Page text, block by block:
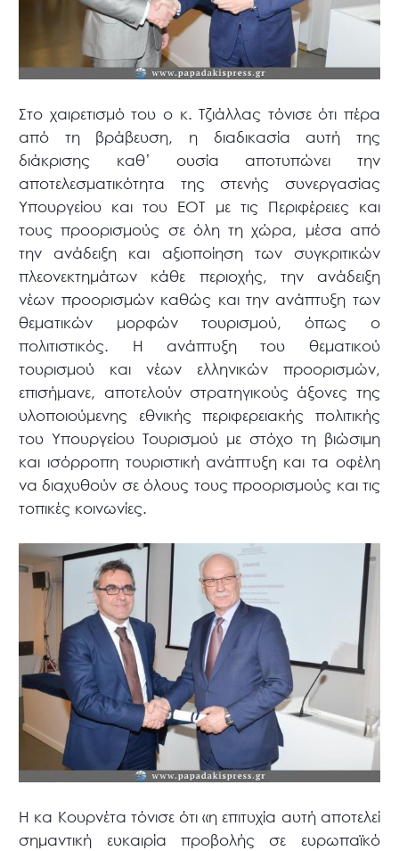
Στο χαιρετισμό του ο κ. Τζιάλλας τόνισε ότι πέρα
από τη βράβευση, η διαδικασία αυτή της
διάκρισης καθ’ ουσία αποτυπώνει την
αποτελεσματικότητα της στενής συνεργασίας
Υπουργείου και του ΕΟΤ με τις Περιφέρειες και
τους προορισμούς σε όλη τη χώρα, μέσα από
την ανάδειξη και αξιοποίηση των συγκριτικών
πλεονεκτημάτων κάθε περιοχής, την ανάδειξη
νέων προορισμών καθώς και την ανάπτυξη των
θεματικών μορφών τουρισμού, όπως ο
πολιτιστικός. Η ανάπτυξη του θεματικού
τουρισμού και νέων ελληνικών προορισμών,
επισήμανε, αποτελούν στρατηγικούς άξονες της
υλοποιούμενης εθνικής περιφερειακής πολιτικής
του Υπουργείου Τουρισμού με στόχο τη βιώσιμη
και ισόρροπη τουριστική ανάπτυξη και τα οφέλη
να διαχυθούν σε όλους τους προορισμούς και τις
τοπικές κοινωνίες.
Η κα Κουρνέτα τόνισε ότι «η επιτυχία αυτή αποτελεί
σημαντική ευκαιρία προβολής σε ευρωπαϊκό